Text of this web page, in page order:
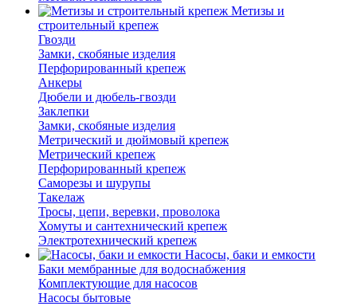
Метизы и
строительный крепеж
Гвозди
Замки, скобяные изделия
Перфорированный крепеж
Анкеры
Дюбели и дюбель-гвозди
Заклепки
Замки, скобяные изделия
Метрический и дюймовый крепеж
Метрический крепеж
Перфорированный крепеж
Саморезы и шурупы
Такелаж
Тросы, цепи, веревки, проволока
Хомуты и сантехнический крепеж
Электротехнический крепеж
Насосы, баки и емкости
Баки мембранные для водоснабжения
Комплектующие для насосов
Насосы бытовые